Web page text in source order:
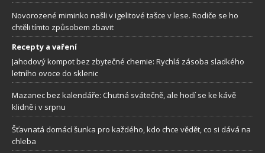
Novorozené miminko našli v igelitové tašce v lese. Rodiče se ho
chtěli tímto způsobem zbavit
Recepty a vaření
Jahodový kompot bez zbytečné chemie: Rychlá zásoba sladkého
letního ovoce do sklenic
Mazanec bez kalendáře: Chutná svátečně, ale hodí se ke kávě
klidně i v srpnu
Šťavnatá domácí šunka pro každého, kdo chce vědět, co si dává na
chleba